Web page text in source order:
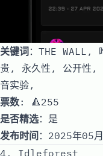
关键词：THE WALL,
贵, 永久性, 公开性,
音实验,
票数: 🔺255
是否精选：是
发布时间 ：2025年05
4. Idleforest